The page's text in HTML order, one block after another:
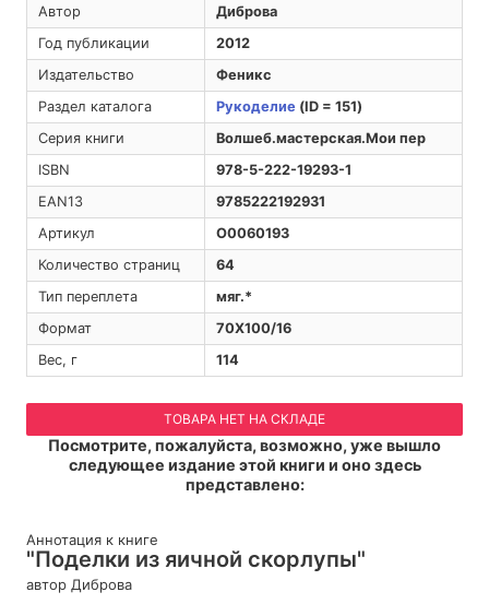
Автор
Диброва
Год публикации
2012
Издательство
Феникс
Раздел каталога
Рукоделие(ID = 151)
Серия книги
Волшеб.мастерская.Мои пер
ISBN
978-5-222-19293-1
EAN13
9785222192931
Артикул
O0060193
Количество страниц
64
Тип переплета
мяг.*
Формат
70Х100/16
Вес, г
114
ТОВАРА НЕТ НА СКЛАДЕ
Посмотрите, пожалуйста, возможно, уже вышло
следующее издание этой книги и оно здесь
представлено:
Аннотация к книге
"Поделки из яичной скорлупы"
автор Диброва